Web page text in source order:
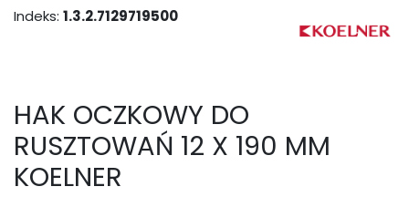
Indeks: 1.3.2.7129719500
HAK OCZKOWY DO
RUSZTOWAŃ 12 X 190 MM
KOELNER